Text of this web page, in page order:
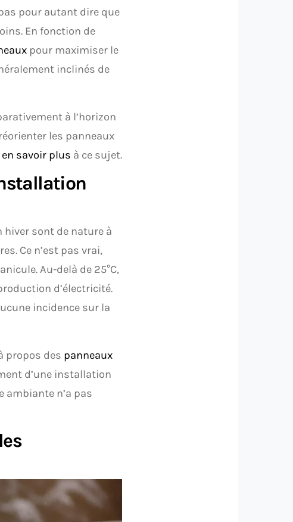
pour autant dire que
En fonction de
pour maximiser le
inclinés de
à l’horizon
les panneaux
en savoir plus à ce sujet.
hiver sont de nature à
Ce n’est pas vrai,
Au-delà de 25°C,
d’électricité.
incidence sur la
propos des panneaux
d’une installation
n’a pas